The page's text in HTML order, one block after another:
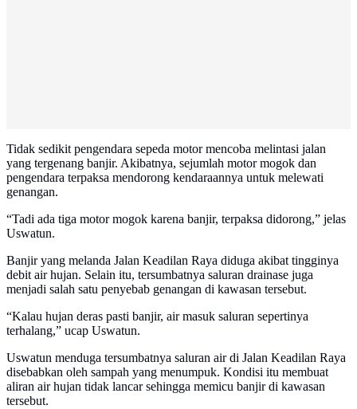
Tidak sedikit pengendara sepeda motor mencoba melintasi jalan
yang tergenang banjir. Akibatnya, sejumlah motor mogok dan
pengendara terpaksa mendorong kendaraannya untuk melewati
genangan.
“Tadi ada tiga motor mogok karena banjir, terpaksa didorong,” jelas
Uswatun.
Banjir yang melanda Jalan Keadilan Raya diduga akibat tingginya
debit air hujan. Selain itu, tersumbatnya saluran drainase juga
menjadi salah satu penyebab genangan di kawasan tersebut.
“Kalau hujan deras pasti banjir, air masuk saluran sepertinya
terhalang,” ucap Uswatun.
Uswatun menduga tersumbatnya saluran air di Jalan Keadilan Raya
disebabkan oleh sampah yang menumpuk. Kondisi itu membuat
aliran air hujan tidak lancar sehingga memicu banjir di kawasan
tersebut.